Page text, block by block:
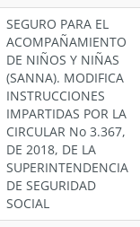
SEGURO PARA EL
ACOMPAÑAMIENTO
DE NIÑOS Y NIÑAS
(SANNA). MODIFICA
INSTRUCCIONES
IMPARTIDAS POR LA
CIRCULAR No 3.367,
DE 2018, DE LA
SUPERINTENDENCIA
DE SEGURIDAD
SOCIAL